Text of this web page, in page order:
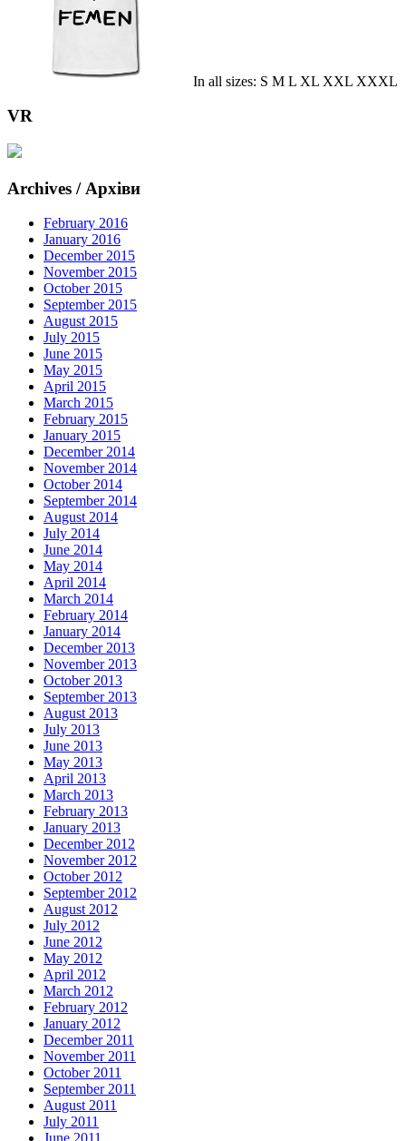
In all sizes: S M L XL XXL XXXL
VR
Archives / Архіви
February 2016
January 2016
December 2015
November 2015
October 2015
September 2015
August 2015
July 2015
June 2015
May 2015
April 2015
March 2015
February 2015
January 2015
December 2014
November 2014
October 2014
September 2014
August 2014
July 2014
June 2014
May 2014
April 2014
March 2014
February 2014
January 2014
December 2013
November 2013
October 2013
September 2013
August 2013
July 2013
June 2013
May 2013
April 2013
March 2013
February 2013
January 2013
December 2012
November 2012
October 2012
September 2012
August 2012
July 2012
June 2012
May 2012
April 2012
March 2012
February 2012
January 2012
December 2011
November 2011
October 2011
September 2011
August 2011
July 2011